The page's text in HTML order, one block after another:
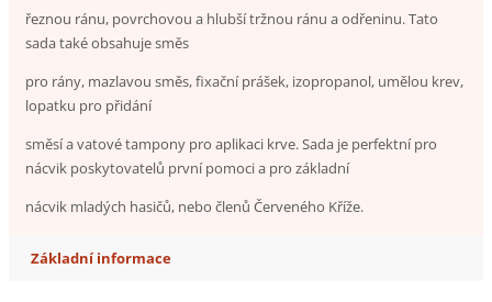
řeznou ránu, povrchovou a hlubší tržnou ránu a odřeninu. Tato
sada také obsahuje směs
pro rány, mazlavou směs, fixační prášek, izopropanol, umělou krev,
lopatku pro přidání
směsí a vatové tampony pro aplikaci krve. Sada je perfektní pro
nácvik poskytovatelů první pomoci a pro základní
nácvik mladých hasičů, nebo členů Červeného Kříže.
Základní informace